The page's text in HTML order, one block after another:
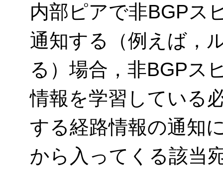
内部ピアで非BGPス
通知する（例えば，
る）場合，非BGPス
情報を学習している
する経路情報の通知
から入ってくる該当